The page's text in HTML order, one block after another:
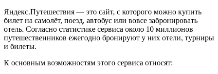
Яндекс.Путешествия — это сайт, с которого можно купить
билет на самолёт, поезд, автобус или вовсе забронировать
отель. Согласно статистике сервиса около 10 миллионов
путешественников ежегодно бронируют у них отели, турниры
и билеты.
К основным возможностям этого сервиса относят: